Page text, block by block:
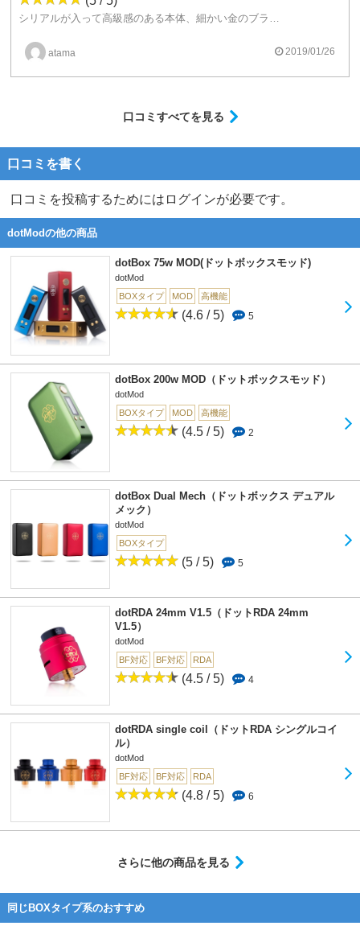
シリアルが入って高級感のある本体、細かい金のブランドロゴが所有欲を満たします
機能としては何の変哲もないスコンカーなんですが、そんなことよりもDotmodのMODを使っているってことのほうが大事ですね
atama 2019/01/26
口コミすべてを見る
口コミを書く
口コミを投稿するためにはログインが必要です。
dotModの他の商品
dotBox 75w MOD(ドットボックスモッド)
dotMod
BOXタイプ
MOD 高機能
(4.6 / 5) 5
dotBox 200w MOD（ドットボックスモッド）
dotMod
BOXタイプ
MOD 高機能
(4.5 / 5) 2
dotBox Dual Mech（ドットボックス デュアル
メック）
dotMod
BOXタイプ
(5 / 5) 5
dotRDA 24mm V1.5（ドットRDA 24mm
V1.5）
dotMod
BF対応
BF対応 RDA
(4.5 / 5) 4
dotRDA single coil（ドットRDA シングルコイ
ル）
dotMod
BF対応
BF対応 RDA
(4.8 / 5) 6
さらに他の商品を見る
同じBOXタイプ系のおすすめ